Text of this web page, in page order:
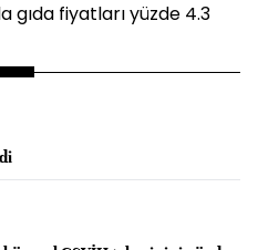
gıda fiyatları yüzde 4.3